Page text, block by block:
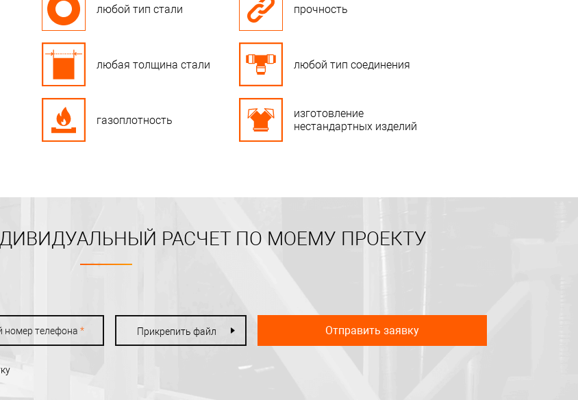
любой тип стали прочность
любая толщина стали любой тип соединения
газоплотность
изготовление
нестандартных изделий
РАСЧЕТ ПО МОЕМУ ПРОЕКТУ
номер телефона * Прикрепить файл Отправить заявку